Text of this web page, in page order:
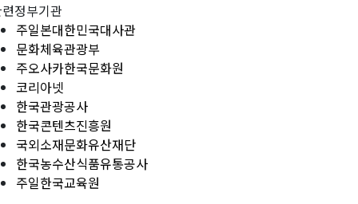
정부기관
주일본대한민국대사관
문화체육관광부
주오사카한국문화원
코리아넷
한국관광공사
한국콘텐츠진흥원
국외소재문화유산재단
한국농수산식품유통공사
주일한국교육원